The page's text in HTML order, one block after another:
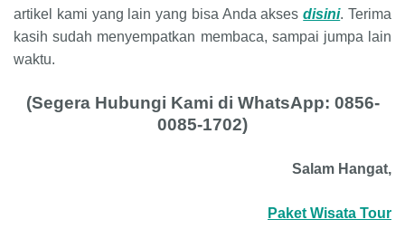
artikel kami yang lain yang bisa Anda aksesdisini. Terima
kasih sudah menyempatkan membaca, sampai jumpa lain
waktu.
(Segera Hubungi Kami di WhatsApp: 0856-
0085-1702)
Salam Hangat,
Paket Wisata Tour